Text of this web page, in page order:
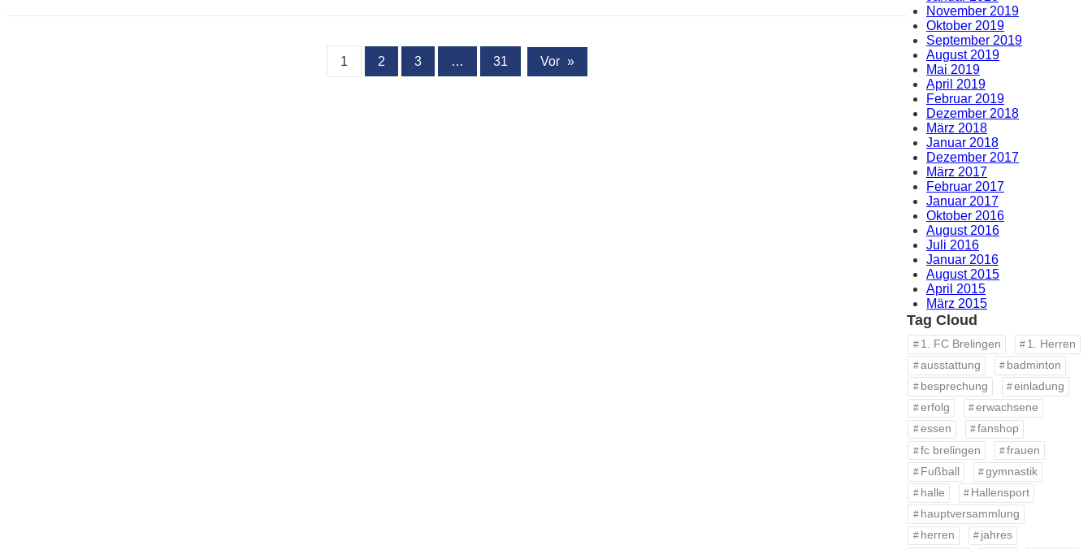
1 2 3 … 31 Vor »
November 2019
Oktober 2019
September 2019
August 2019
Mai 2019
April 2019
Februar 2019
Dezember 2018
März 2018
Januar 2018
Dezember 2017
März 2017
Februar 2017
Januar 2017
Oktober 2016
August 2016
Juli 2016
Januar 2016
August 2015
April 2015
März 2015
Tag Cloud
1. FC Brelingen
1. Herren
ausstattung
badminton
besprechung
einladung
erfolg
erwachsene
essen
fanshop
fc brelingen
frauen
Fußball
gymnastik
halle
Hallensport
hauptversammlung
herren
jahres